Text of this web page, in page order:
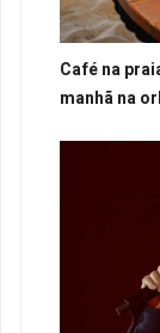
Café na
manhã na